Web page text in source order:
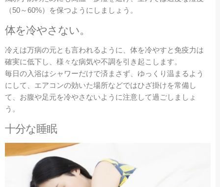
（50～60%）を保つようにしましょう。
体を冷やさない。
冷えは万病の元とも言われるように、体を冷やすと免疫力は
確実に低下し、様々な病気や不調を引き起こします。
毎日の入浴はシャワーだけで済まさず、ゆっくり温まるよう
にして、エアコンの効いた場所などではひざ掛けを常備し
て、お腹や足元を冷やさないように注意して過ごしましょ
う。
十分な睡眠